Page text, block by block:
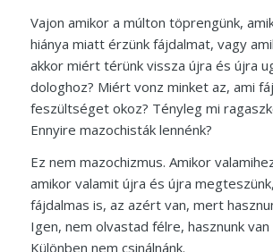
Vajon amikor a múlton töprengünk,
hiánya miatt érzünk fájdalmat, vagy
akkor miért térünk vissza újra és újra
dologhoz? Miért vonz minket az, ami
feszültséget okoz? Tényleg mi
Ennyire mazochisták lennénk?
Ez nem mazochizmus. Amikor
amikor valamit újra és újra
fájdalmas is, az azért van, mert
Igen, nem olvastad félre, hasznunk van
Különben nem csinálnánk.